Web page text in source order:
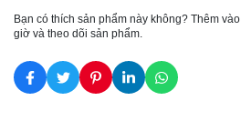
Bạn có thích sản phẩm này không? Thêm
giờ và theo dõi sản phẩm.